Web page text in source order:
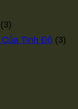
(3)
Tịnh Độ (3)